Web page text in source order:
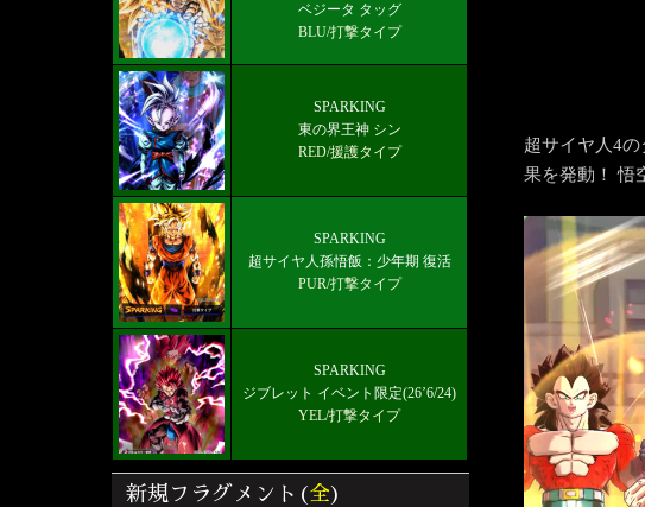
超サイヤ人4
果を発動！ 悟
ベジータ タッグ
BLU/打撃タイプ
SPARKING
東の界王神 シン
RED/援護タイプ
SPARKING
超サイヤ人孫悟飯：少年期 復活
PUR/打撃タイプ
SPARKING
ジブレット イベント限定(26’6/24)
YEL/打撃タイプ
新規フラグメント(全)